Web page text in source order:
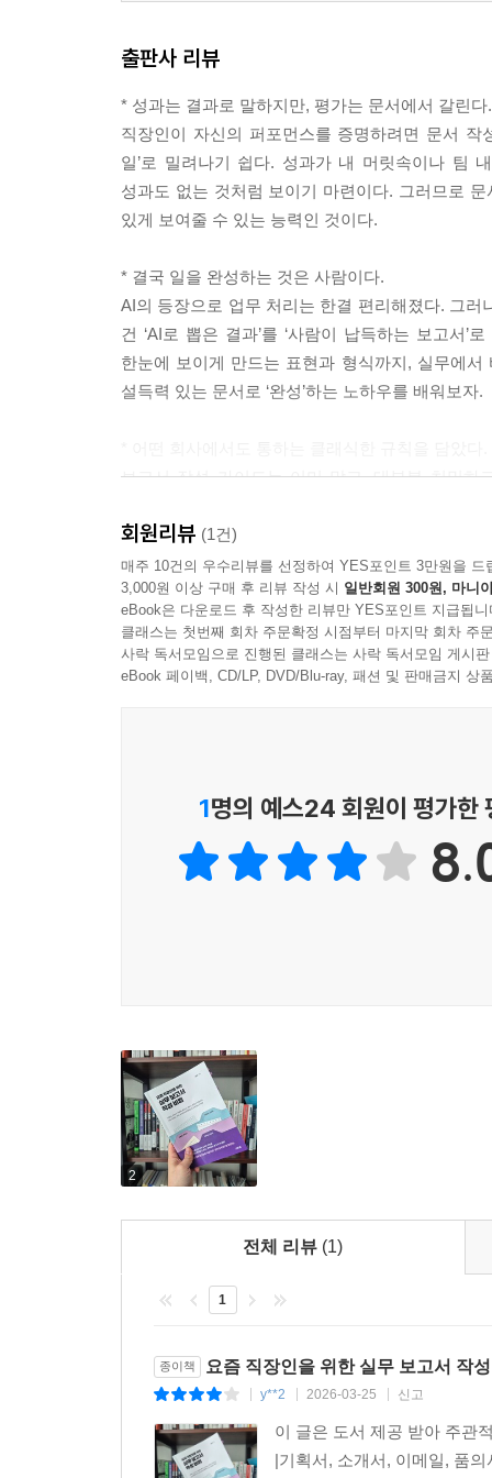
_ 들여쓰기로 문단 형식을 갖추기 · 132
_ 숫자 단위와 부가가치세를 표시하기 · 138
[CHAPTER 05] 탄탄한 실력이 드러나는 중급 비법
_ 글쓰기와 도식화 역량이 동시 필요 · 144
_ 인포그래픽을 통해 정보 도식화하기 · 147
_ 파이 차트로 정보 도식화하기 · 154
_ 선형 차트로 정보 도식화하기 · 158
_ 도식화에 따른 왜곡된 표현 주의하기 · 161
_ 주요 페이지는 레이아웃을 구조화하기 · 165
_ 텍스트 박스를 활용하여 중앙 정렬하기 · 168
_ 쉬운 설명서와 같이 이메일 구성하기 · 180
_ 이메일 본문에 주요 내용을 작성하기 · 183
_ 이메일에 단순히 숫자만 기술하지 않기 · 186
_ 이메일 서명을 설정해서 사용하기 · 189
_ 정보 획득을 위한 인적 네트워크 구축하기 · 192
_ 과제 일정이 길면 중간 보고를 하기 · 195
[CHAPTER 07] 결재 문서 실무 체크사항 · 206
_ 품의서에 사용되는 용어를 이해하기 · 208
_ 품의서 결재 라인을 정확히 기입하기 · 211
출판사 리뷰
* 성과는 결과로 말하지만, 평가는 문서에서 갈린다.
직장인이 자신의 퍼포먼스를 증명하려면 문서
일’로 밀려나기 쉽다. 성과가 내 머릿속이나 팀
성과도 없는 것처럼 보이기 마련이다. 그러므로
있게 보여줄 수 있는 능력인 것이다.
* 결국 일을 완성하는 것은 사람이다.
AI의 등장으로 업무 처리는 한결 편리해졌다. 그
건 ‘AI로 뽑은 결과’를 ‘사람이 납득하는 보고서
한눈에 보이게 만드는 표현과 형식까지, 실무에
설득력 있는 문서로 ‘완성’하는 노하우를 배워보자.
보고서 작성 가이드는 이미 많고, 대부분 치밀하
회사의 양식’이 아니라 어떤 환경에서도 성과를
거치며 보고서가 통하는 순간과 막히는 순간을
달라져도 흔들리지 않는 원칙을 정리했다. 즉, 이
* 이런 분을 위한 책입니다.
보고서를 작성할 때 늘 ‘감’에 의존해서 체계가 잡
회사에서 ‘일 잘하는 사람’으로 인정받고 싶은 [예
회원리뷰 (1건)
매주 10건의 우수리뷰를 선정하여 YES포인트 3만원을 드
3,000원 이상 구매 후 리뷰 작성 시 일반회원 300원, 마니
eBook은 다운로드 후 작성한 리뷰만 YES포인트 지급됩니
클래스는 첫번째 회차 주문확정 시점부터 마지막 회차 주
사락 독서모임으로 진행된 클래스는 사락 독서모임 게시
eBook 페이백, CD/LP, DVD/Blu-ray, 패션 및 판매금지 상
1명의 예스24 회원이 평가한
2
전체 리뷰 (1)
1
종이책 요즘 직장인을 위한 실무 보고서 작
y**2 2026-03-25 신고
이 글은 도서 제공 받아 주관
|기획서, 소개서, 이메일, 품